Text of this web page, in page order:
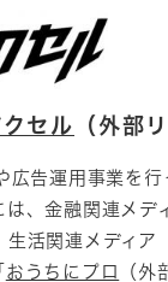
セル （外部
広告運用事業を行
、金融関連メデ
生活関連メディア
おうちにプロ
（外